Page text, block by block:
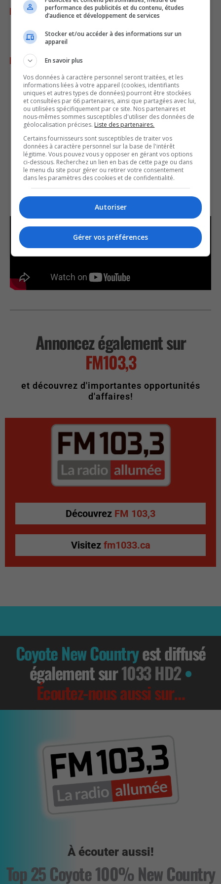
des
commandites de l'heuremaximum
publicitaire
l' exclusivitédes annonceurs
Coyote est diffusée sur 1033
H2D. C'est quoi la radio HD?
Voir cette vidéo sur YouTube pour en savoir
plus long!
(en anglais seulement)
Annoncez également sur
FM103,3
et découvrez d'importantes opportunités
d'affaires!
Découvrez FM 103,3
Visitez fm1033.ca
Coyote New Countryest diffusé
également sur1033 HD2•
Écoutez-nous aussi sur…
À écouter aussi!
Top 25 Coyote 100% New Country
performance des publicités et du contenu, études
d’audience et développement de services
Stocker et/ou accéder à des informations sur un
appareil
En savoir plus
Vos données à caractère personnel seront traitées, et les
informations liées à votre appareil (cookies, identifiants
uniques et autres types de données) pourront être stockées
et consultées par 66 partenaires, ainsi que partagées avec lui,
ou utilisées spécifiquement par ce site. Nos partenaires et
nous-mêmes sommes susceptibles d'utiliser des données de
géolocalisation précises. Liste des partenaires.
Certains fournisseurs sont susceptibles de traiter vos
données à caractère personnel sur la base de l'intérêt
légitime. Vous pouvez vous y opposer en gérant vos options
ci-dessous. Recherchez un lien en bas de cette page ou dans
le menu du site pour gérer ou retirer votre consentement
dans les paramètres des cookies et de confidentialité.
Autoriser
Gérer vos préférences